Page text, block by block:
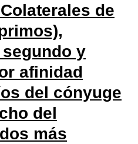
de
y
afinidad
del cónyuge
del
más